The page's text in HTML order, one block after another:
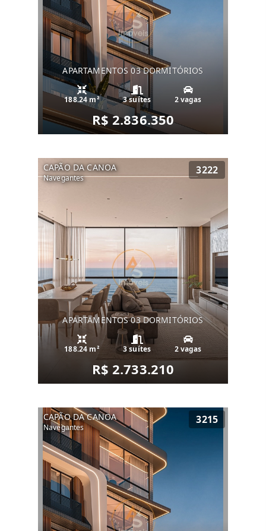
APARTAMENTOS 03 DORMITÓRIOS
188.24 m² 3 suítes 2 vagas
R$ 2.836.350
CAPÃO DA CANOA
Navegantes
3222
APARTAMENTOS 03 DORMITÓRIOS
188.24 m² 3 suítes 2 vagas
R$ 2.733.210
CAPÃO DA CANOA
Navegantes
3215